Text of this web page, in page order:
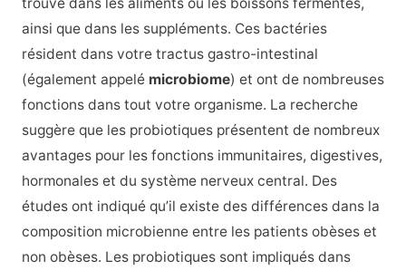
ainsi que dans les suppléments. Ces bactéries
résident dans votre tractus gastro-intestinal
(également appelé microbiome) et ont de nombreuses
fonctions dans tout votre organisme. La recherche
suggère que les probiotiques présentent de nombreux
avantages pour les fonctions immunitaires, digestives,
hormonales et du système nerveux central. Des
études ont indiqué qu’il existe des différences dans la
composition microbienne entre les patients obèses et
non obèses. Les probiotiques sont impliqués dans